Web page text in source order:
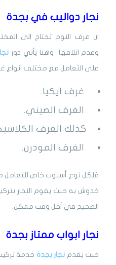
نجار دواليب في بجدة
ان غرف النوم تحتاج الى
وعدم اتلافها وهنا يأتي دور
على التعامل مع مختلف انواع
غرف ايكيا.
الغرف الصيني.
كذلك الغرف
الغرف المودرن.
فلكل نوع أسلوب خاص للتعامل
خدوش به حيث يقوم النجار
الصحيح في أقل وقت ممكن.
نجار ابواب ممتاز بجدة
حيث يقدم نجار بجدة خدمة